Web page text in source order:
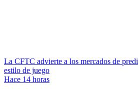
La CFTC advierte a los mercados de
estilo de juego
Hace 14 horas